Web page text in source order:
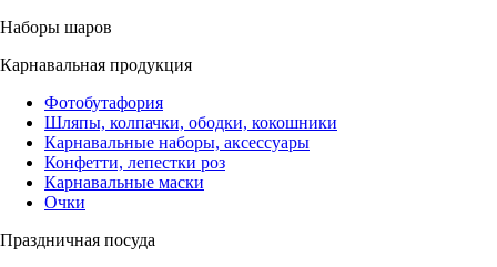
Наборы шаров
Карнавальная продукция
Фотобутафория
Шляпы, колпачки, ободки, кокошники
Карнавальные наборы, аксессуары
Конфетти, лепестки роз
Карнавальные маски
Очки
Праздничная посуда